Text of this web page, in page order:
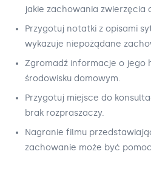
jakie zachowania zwierzęcia
Przygotuj notatki z opisami
wykazuje niepożądane
Zgromadź informacje o jego
środowisku domowym.
Przygotuj miejsce do
brak rozpraszaczy.
Nagranie filmu
zachowanie może być